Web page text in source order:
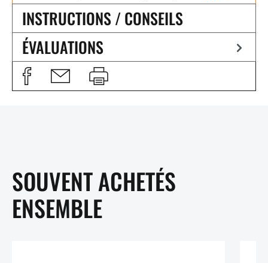
INSTRUCTIONS / CONSEILS
ÉVALUATIONS
SOUVENT ACHETÉS
ENSEMBLE